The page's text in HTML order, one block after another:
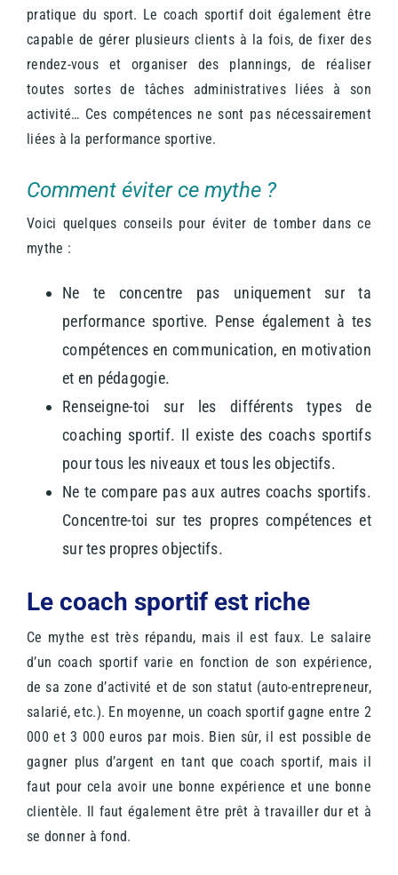
pratique du sport. Le coach sportif doit également être
capable de gérer plusieurs clients à la fois, de fixer des
rendez-vous et organiser des plannings, de réaliser
toutes sortes de tâches administratives liées à son
activité… Ces compétences ne sont pas nécessairement
liées à la performance sportive.
Comment éviter ce mythe ?
Voici quelques conseils pour éviter de tomber dans ce
mythe :
Ne te concentre pas uniquement sur ta
performance sportive. Pense également à tes
compétences en communication, en motivation
et en pédagogie.
Renseigne-toi sur les différents types de
coaching sportif. Il existe des coachs sportifs
pour tous les niveaux et tous les objectifs.
Ne te compare pas aux autres coachs sportifs.
Concentre-toi sur tes propres compétences et
sur tes propres objectifs.
Le coach sportif est riche
Ce mythe est très répandu, mais il est faux. Le salaire
d’un coach sportif varie en fonction de son expérience,
de sa zone d’activité et de son statut (auto-entrepreneur,
salarié, etc.). En moyenne, un coach sportif gagne entre 2
000 et 3 000 euros par mois. Bien sûr, il est possible de
gagner plus d’argent en tant que coach sportif, mais il
faut pour cela avoir une bonne expérience et une bonne
clientèle. Il faut également être prêt à travailler dur et à
se donner à fond.